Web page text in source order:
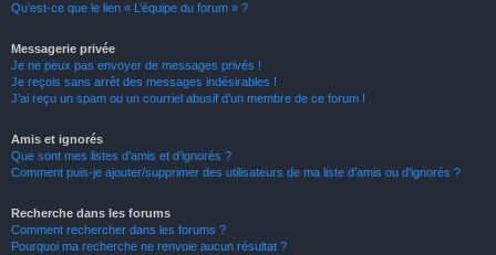
Qu’est-ce que le lien « L’équipe du forum » ?
Messagerie privée
Je ne peux pas envoyer de messages privés !
Je reçois sans arrêt des messages indésirables !
J’ai reçu un spam ou un courriel abusif d’un membre de ce forum !
Amis et ignorés
Que sont mes listes d’amis et d’ignorés ?
Comment puis-je ajouter/supprimer des utilisateurs de ma liste d’amis ou d’ignorés ?
Recherche dans les forums
Comment rechercher dans les forums ?
Pourquoi ma recherche ne renvoie aucun résultat ?